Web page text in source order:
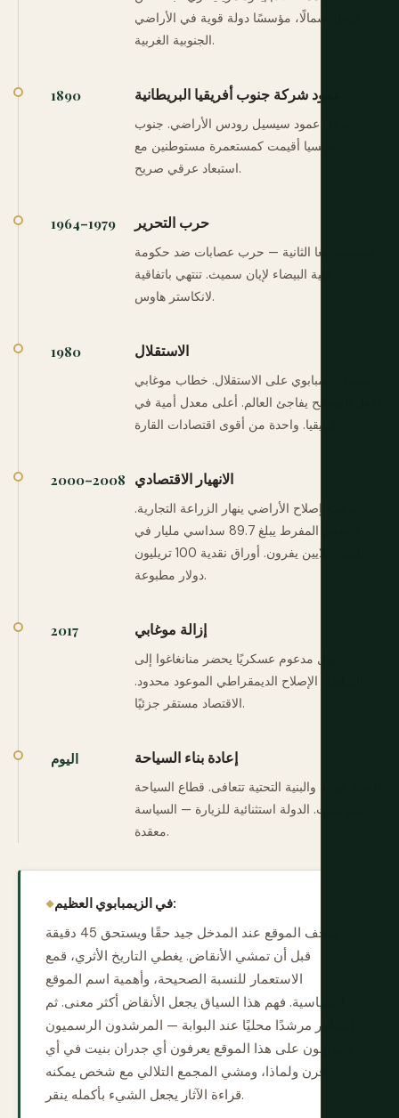
الزولو شمالًا، مؤسسًا دولة قوية في الأراضي
الجنوبية الغربية.
1890 عمود شركة جنوب أفريقيا البريطانية
يدخل عمود سيسيل رودس الأراضي. جنوب
روديسيا أقيمت كمستعمرة مستوطنين مع
استبعاد عرقي صريح.
1964–1979 حرب التحرير
التشيمورينغا الثانية — حرب عصابات ضد حكومة
الأقلية البيضاء لإيان سميث. تنتهي باتفاقية
لانكاستر هاوس.
1980 الاستقلال
تحصل زيمبابوي على الاستقلال. خطاب موغابي
الأول المصالح يفاجئ العالم. أعلى معدل أمية في
2000–2008 الانهيار الاقتصادي
برنامج إصلاح الأراضي ينهار الزراعة التجارية.
التضخم المفرط يبلغ 89.7 سداسي مليار في
المئة. ملايين يفرون. أوراق نقدية 100 تريليون
دولار مطبوعة.
2017 إزالة موغابي
انتقال مدعوم عسكريًا يحضر منانغاغوا إلى
السلطة. الإصلاح الديمقراطي الموعود محدود.
الاقتصاد مستقر جزئيًا.
اليوم إعادة بناء السياحة
الحياة البرية والبنية التحتية تتعافى. قطاع السياحة
ينمو بثبات. الدولة استثنائية للزيارة — السياسة
معقدة.
في الزيمبابوي العظيم:
متحف الموقع عند المدخل جيد حقًا ويستحق 45 دقيقة
قبل أن تمشي الأنقاض. يغطي التاريخ الأثري، قمع
الاستعمار للنسبة الصحيحة، وأهمية اسم الموقع
السياسية. فهم هذا السياق يجعل الأنقاض أكثر معنى. ثم
استأجر مرشدًا محليًا عند البوابة — المرشدون الرسميون
المدربون على هذا الموقع يعرفون أي جدران بنيت في أي
قرن ولماذا، ومشي المجمع التلالي مع شخص يمكنه
قراءة الآثار يجعل الشيء بأكمله ينقر.